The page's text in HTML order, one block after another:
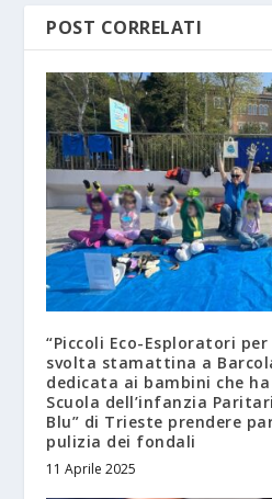
POST CORRELATI
“Piccoli Eco-Esploratori
svolta stamattina a
dedicata ai bambini che
Scuola dell’infanzia
Blu” di Trieste prendere
pulizia dei fondali
11 Aprile 2025